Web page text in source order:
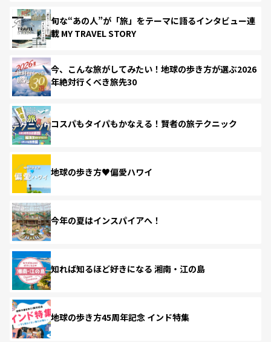
旬な“あの人”が「旅」をテーマに語るインタビュー連
載 MY TRAVEL STORY
今、こんな旅がしてみたい！地球の歩き方が選ぶ2026
年絶対行くべき旅先30
コスパもタイパもかなえる！賢者の旅テクニック
地球の歩き方♥偏愛ハワイ
今年の夏はインスパイアへ！
知れば知るほど好きになる 湘南・江の島
地球の歩き方45周年記念 インド特集